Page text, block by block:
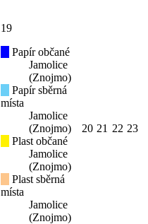
19
Papír občané
Jamolice
(Znojmo)
Papír sběrná
místa
Jamolice
(Znojmo)
Plast občané
Jamolice
(Znojmo)
Plast sběrná
místa
Jamolice
(Znojmo)
20 21 22 23